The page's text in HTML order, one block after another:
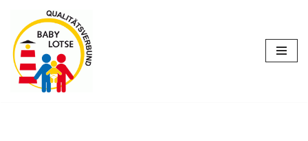
Zum
Inhalt
springen